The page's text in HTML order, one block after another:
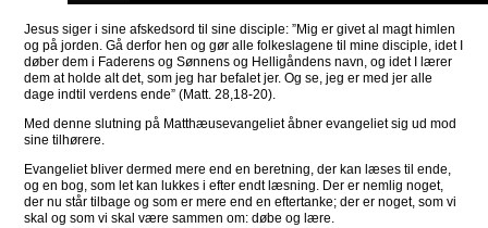
Jesus siger i sine afskedsord til sine disciple: ”Mig er givet al magt himlen
og på jorden. Gå derfor hen og gør alle folkeslagene til mine disciple, idet I
døber dem i Faderens og Sønnens og Helligåndens navn, og idet I lærer
dem at holde alt det, som jeg har befalet jer. Og se, jeg er med jer alle
dage indtil verdens ende” (Matt. 28,18-20).
Med denne slutning på Matthæusevangeliet åbner evangeliet sig ud mod
sine tilhørere.
Evangeliet bliver dermed mere end en beretning, der kan læses til ende,
og en bog, som let kan lukkes i efter endt læsning. Der er nemlig noget,
der nu står tilbage og som er mere end en eftertanke; der er noget, som vi
skal og som vi skal være sammen om: døbe og lære.